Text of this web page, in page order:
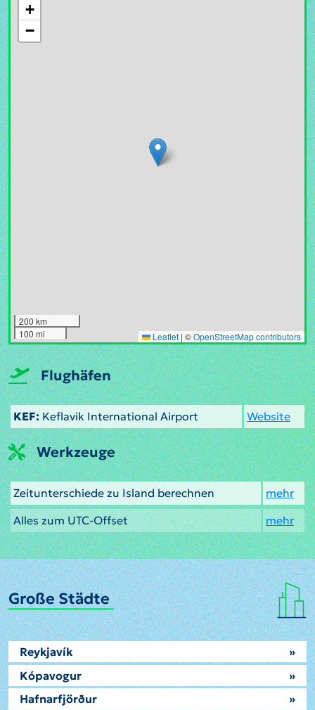
+
−
200 km
100 mi
Leaflet | ©OpenStreetMap contributors
Flughäfen
KEF: Keflavik International Airport Website
Werkzeuge
Zeitunterschiede zu Island berechnen
mehr
Alles zum UTC-Offset
mehr
Große Städte
Reykjavík
»
Kópavogur
»
Hafnarfjörður
»